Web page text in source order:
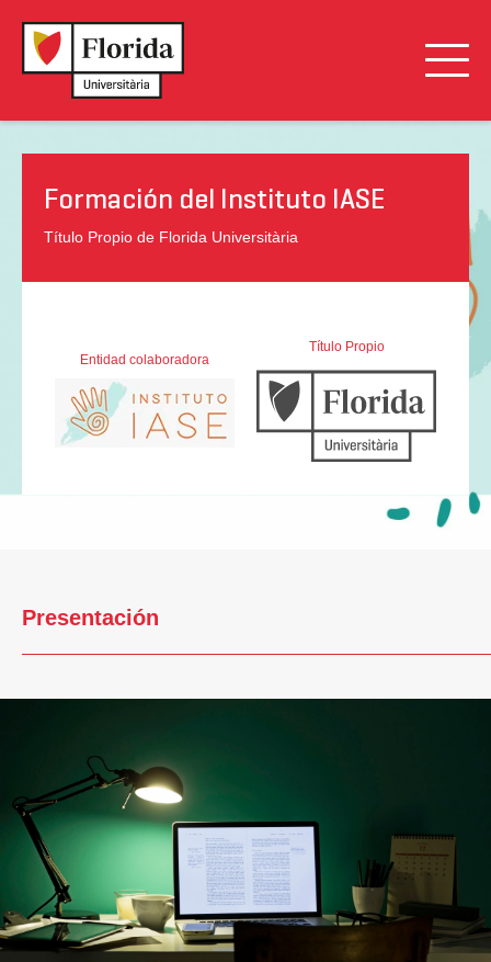
Formación del Instituto IASE
Título Propio de Florida Universitària
Entidad colaboradora
Título Propio
Presentación